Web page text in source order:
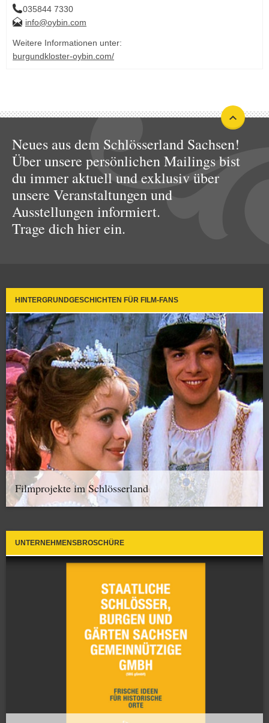
035844 7330
info@oybin.com
Weitere Informationen unter:
burgundkloster-oybin.com/
Neues aus dem Schlösserland Sachsen!
Über unsere persönlichen Mailings bist
du immer aktuell und exklusiv über
unsere Veranstaltungen und
Ausstellungen informiert.
Trage dich hier ein.
HINTERGRUNDGESCHICHTEN FÜR FILM-FANS
Filmprojekte im Schlösserland
UNTERNEHMENSBROSCHÜRE